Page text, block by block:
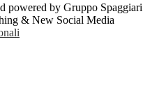
powered by Gruppo Spaggiari
& New Social Media